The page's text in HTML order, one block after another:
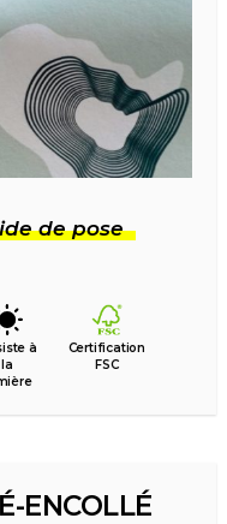
de pose
à
la
Certification
FSC
ENCOLLÉ